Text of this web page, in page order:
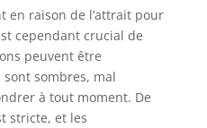
en raison de l’attrait pour
cependant crucial de
peuvent être
sont sombres, mal
à tout moment. De
stricte, et les